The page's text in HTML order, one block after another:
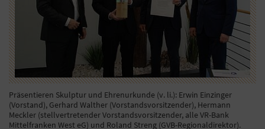
Präsentieren Skulptur und Ehrenurkunde (v. li.): Erwin Einzinger
(Vorstand), Gerhard Walther (Vorstandsvorsitzender), Hermann
Meckler (stellvertretender Vorstandsvorsitzender, alle VR-Bank
Mittelfranken West eG) und Roland Streng (GVB-Regionaldirektor).